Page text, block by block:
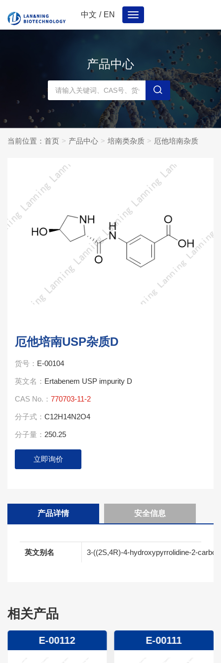
中文 / EN
Toggle
navigation
产品中心
当前位置： 首页 产品中心 培南类杂质 厄他培南杂质
厄他培南USP杂质D
货号： E-00104
英文名： Ertabenem USP impurity D
CAS No.： 770703-11-2
分子式： C12H14N2O4
分子量： 250.25
立即询价
产品详情 安全信息
英文别名 3-((2S,4R)-4-hydroxypyrrolidine-2-
相关产品
E-00112 E-00111